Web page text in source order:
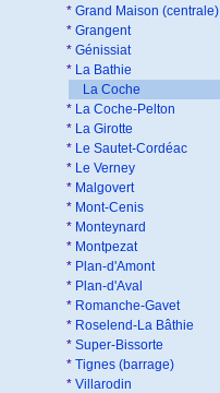
* Grand Maison (centrale)
* Grangent
* Génissiat
* La Bathie
La Coche
* La Coche-Pelton
* La Girotte
* Le Sautet-Cordéac
* Le Verney
* Malgovert
* Mont-Cenis
* Monteynard
* Montpezat
* Plan-d'Amont
* Plan-d'Aval
* Romanche-Gavet
* Roselend-La Bâthie
* Super-Bissorte
* Tignes (barrage)
* Villarodin